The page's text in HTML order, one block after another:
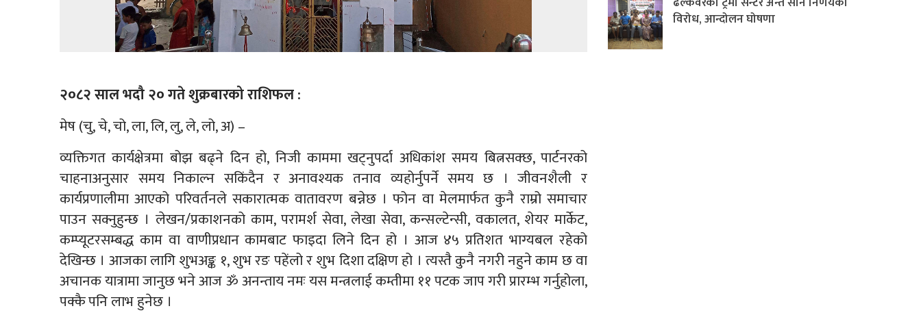
२०८२ साल भदौ २० गते शुक्रबारको राशिफल :
मेष (चु, चे, चो, ला, लि, लु, ले, लो, अ) –
व्यक्तिगत कार्यक्षेत्रमा बोझ बढ्ने दिन हो, निजी काममा खट्नुपर्दा अधिकांश समय बित्नसक्छ, पार्टनरको
चाहनाअनुसार समय निकाल्न सकिंदैन र अनावश्यक तनाव व्यहोर्नुपर्ने समय छ । जीवनशैली र
कार्यप्रणालीमा आएको परिवर्तनले सकारात्मक वातावरण बन्नेछ । फोन वा मेलमार्फत कुनै राम्रो समाचार
पाउन सक्नुहुन्छ । लेखन/प्रकाशनको काम, परामर्श सेवा, लेखा सेवा, कन्सल्टेन्सी, वकालत, शेयर मार्केट,
कम्प्यूटरसम्बद्ध काम वा वाणीप्रधान कामबाट फाइदा लिने दिन हो । आज ४५ प्रतिशत भाग्यबल रहेको
देखिन्छ । आजका लागि शुभअङ्क १, शुभ रङ पहेंलो र शुभ दिशा दक्षिण हो । त्यस्तै कुनै नगरी नहुने काम छ वा
अचानक यात्रामा जानुछ भने आज ॐ अनन्ताय नमः यस मन्त्रलाई कम्तीमा ११ पटक जाप गरी प्रारम्भ गर्नुहोला,
पक्कै पनि लाभ हुनेछ ।
विरोध, आन्दोलन घोषणा